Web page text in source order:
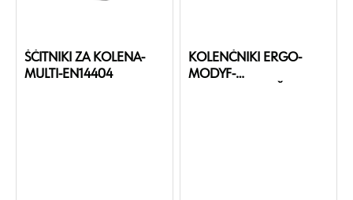
ŠČITNIKI ZA KOLENA-
MULTI-EN14404
KOLENČNIKI ERGO-
MODYF-